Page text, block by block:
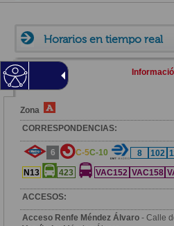
Horarios en tiempo real
Zona
CORRESPONDENCIAS:
6 C-5C-10 8 102
N13
423 VAC152 VAC158
ACCESOS:
Acceso Renfe Méndez Álvaro - Calle